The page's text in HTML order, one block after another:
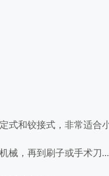
和铰接式，非常适合
械，再到刷子或手术